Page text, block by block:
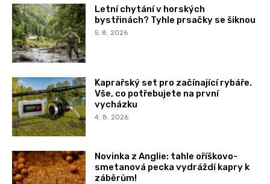
Letní chytání v horských
bystřinách? Tyhle prsačky se šiknou
5. 8. 2026
Kaprařský set pro začínající rybáře.
Vše, co potřebujete na první
vycházku
4. 8. 2026
Novinka z Anglie: tahle oříškovo-
smetanová pecka vydráždí kapry k
záběrům!